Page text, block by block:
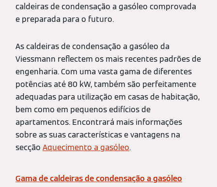
caldeiras de condensação a gasóleo comprovada
e preparada para o futuro.
As caldeiras de condensação a gasóleo da
Viessmann reflectem os mais recentes padrões de
engenharia. Com uma vasta gama de diferentes
potências até 80 kW, também são perfeitamente
adequadas para utilização em casas de habitação,
bem como em pequenos edifícios de
apartamentos. Encontrará mais informações
sobre as suas características e vantagens na
secção Aquecimento a gasóleo.
Gama de caldeiras de condensação a gasóleo